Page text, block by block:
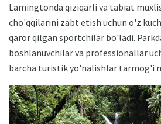
Lamingtonda qiziqarli va tabiat
cho'qqilarini zabt etish uchun o'z
qaror qilgan sportchilar bo'ladi.
boshlanuvchilar va professionallar
barcha turistik yo'nalishlar tarmog'i